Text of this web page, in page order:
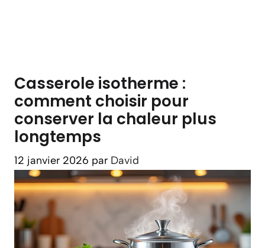
Casserole isotherme :
comment choisir pour
conserver la chaleur plus
longtemps
12 janvier 2026 par David